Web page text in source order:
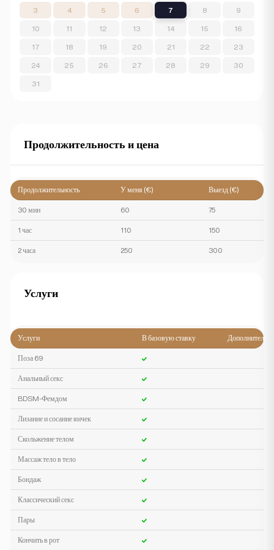
3 4 5 6 7 8 9
10 11 12 13 14 15 16
17 18 19 20 21 22 23
24 25 26 27 28 29 30
31
Продолжительность и цена
Продолжительность У меня (€) Выезд (€)
30 мин 60 75
1 час 110 150
2 часа 250 300
Услуги
Услуги В базовую ставку
Поза 69
Анальный секс
BDSM-Фемдом
Лизание и сосание яичек
Скольжение телом
Массаж тело в тело
Бондаж
Классический секс
Пары
Кончить в рот